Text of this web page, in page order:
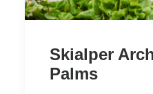
Skialper
Palms